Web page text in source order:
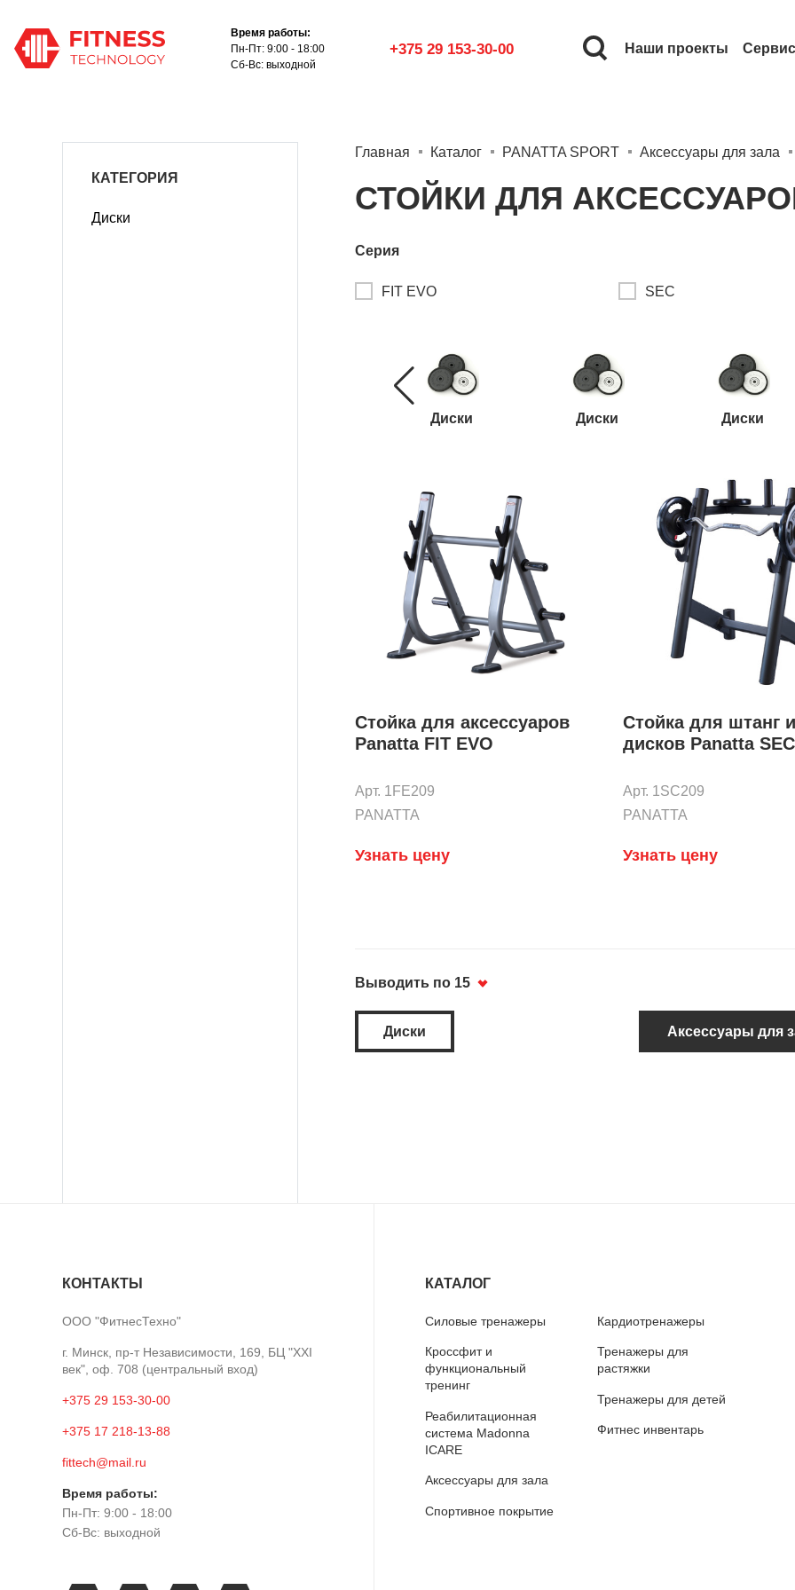
Время работы:
Пн-Пт: 9:00 - 18:00
Сб-Вс: выходной
+375 29 153-30-00 Наши проекты Сервис
КАТЕГОРИЯ
Диски
Главная Каталог PANATTA SPORT Аксессуары для зала
СТОЙКИ ДЛЯ
Серия
FIT EVO SEC
Диски Диски Диски
Стойка для аксессуаров
Panatta FIT EVO
Арт. 1FE209
PANATTA
Узнать цену
Стойка для штанг и
дисков Panatta SEC
Арт. 1SC209
PANATTA
Узнать цену
Выводить по 15
Диски Аксессуары для
КОНТАКТЫ
ООО "ФитнесТехно"
г. Минск, пр-т Независимости, 169, БЦ "XXI
век", оф. 708 (центральный вход)
+375 29 153-30-00
+375 17 218-13-88
fittech@mail.ru
Время работы:
Пн-Пт: 9:00 - 18:00
Сб-Вс: выходной
КАТАЛОГ
Силовые тренажеры
Кроссфит и
функциональный
тренинг
Реабилитационная
система Madonna
ICARE
Аксессуары для зала
Спортивное покрытие
Кардиотренажеры
Тренажеры для
растяжки
Тренажеры для детей
Фитнес инвентарь